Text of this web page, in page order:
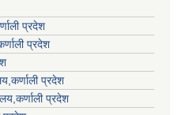
प्रदेश
प्रदेश
प्रदेश
प्रदेश